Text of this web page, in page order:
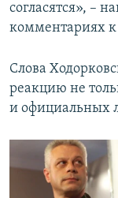
согласятся», –
комментариях к
Слова
реакцию не
и официальных